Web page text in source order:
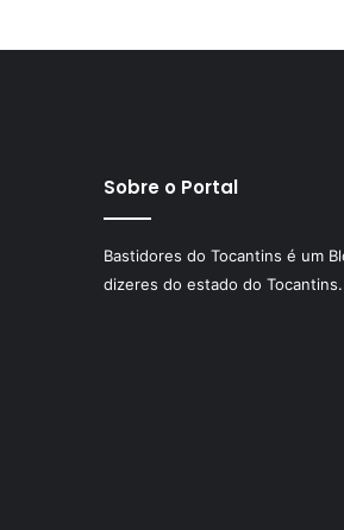
Sobre o Portal
Bastidores do Tocantins é um
dizeres do estado do Tocantins.